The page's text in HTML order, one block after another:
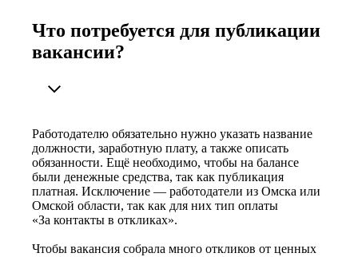
Что потребуется для публикации
вакансии?
Работодателю обязательно нужно указать название
должности, заработную плату, а также описать
обязанности. Ещё необходимо, чтобы на балансе
были денежные средства, так как публикация
платная. Исключение — работодатели из Омска или
Омской области, так как для них тип оплаты
«За контакты в откликах».
Чтобы вакансия собрала много откликов от ценных